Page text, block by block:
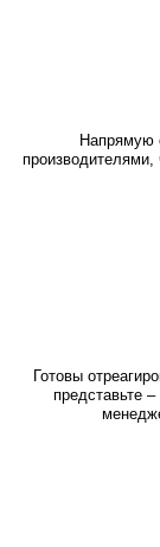
Напрямую
производителями,
Готовы
представьте